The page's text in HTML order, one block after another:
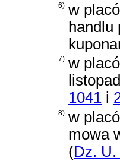
6) w
handlu
7) w
1041 i
8) w
mowa
(Dz.